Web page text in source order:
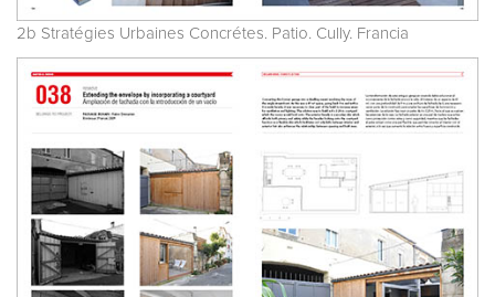
2b Stratégies Urbaines Concrétes. Patio. Cully. Francia